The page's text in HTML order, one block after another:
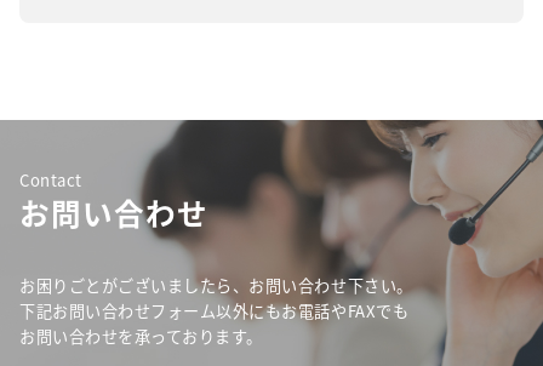
Contact
お問い合わせ
お困りごとがございましたら、お問い合わせ下さい。
下記お問い合わせフォーム以外にもお電話やFAXでも
お問い合わせを承っております。